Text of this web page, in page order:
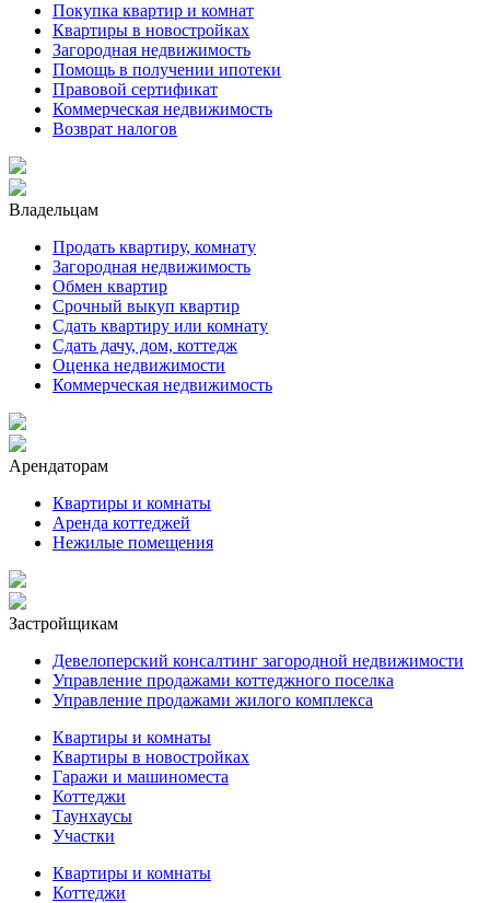
Покупка квартир и комнат
Квартиры в новостройках
Загородная недвижимость
Помощь в получении ипотеки
Правовой сертификат
Коммерческая недвижимость
Возврат налогов
Владельцам
Продать квартиру, комнату
Загородная недвижимость
Обмен квартир
Срочный выкуп квартир
Сдать квартиру или комнату
Сдать дачу, дом, коттедж
Оценка недвижимости
Коммерческая недвижимость
Арендаторам
Квартиры и комнаты
Аренда коттеджей
Нежилые помещения
Застройщикам
Девелоперский консалтинг загородной недвижимости
Управление продажами коттеджного поселка
Управление продажами жилого комплекса
Квартиры и комнаты
Квартиры в новостройках
Гаражи и машиноместа
Коттеджи
Таунхаусы
Участки
Квартиры и комнаты
Коттеджи